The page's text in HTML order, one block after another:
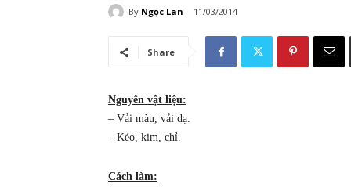
By Ngọc Lan 11/03/2014
Share
Nguyên vật liệu:
– Vải màu, vải dạ.
– Kéo, kim, chỉ.
Cách làm: